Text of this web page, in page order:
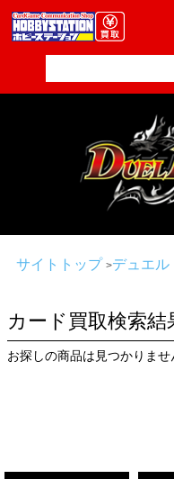
サイトトップ デュエル
カード買取検索結
お探しの商品は見つかりませ